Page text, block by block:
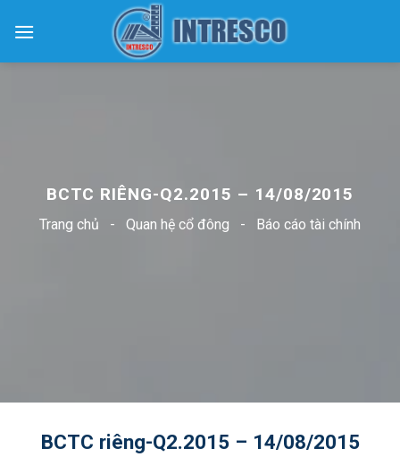
BCTC RIÊNG-Q2.2015 – 14/08/2015
Trang chủ - Quan hệ cổ đông - Báo cáo tài chính
BCTC riêng-Q2.2015 – 14/08/2015